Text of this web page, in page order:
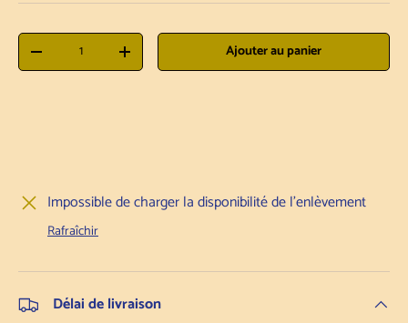
Qté
Diminuer la quantitéAugmenter la quantitéAjouter au panier
Impossible de charger la disponibilité de l'enlèvement
Rafraîchir
Délai de livraison